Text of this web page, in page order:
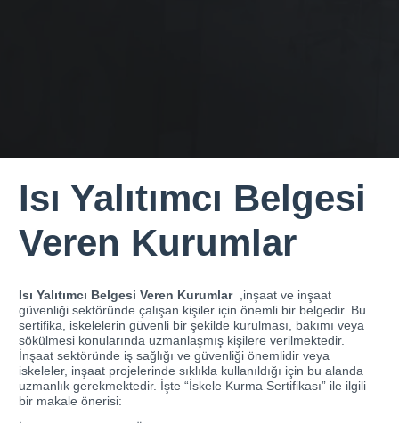
Isı Yalıtımcı Belgesi
Veren Kurumlar
Isı Yalıtımcı Belgesi Veren Kurumlar
,inşaat ve inşaat
güvenliği sektöründe çalışan kişiler için önemli bir belgedir. Bu
sertifika, iskelelerin güvenli bir şekilde kurulması, bakımı veya
sökülmesi konularında uzmanlaşmış kişilere verilmektedir.
İnşaat sektöründe iş sağlığı ve güvenliği önemlidir veya
iskeleler, inşaat projelerinde sıklıkla kullanıldığı için bu alanda
uzmanlık gerekmektedir. İşte “İskele Kurma Sertifikası” ile ilgili
bir makale önerisi: